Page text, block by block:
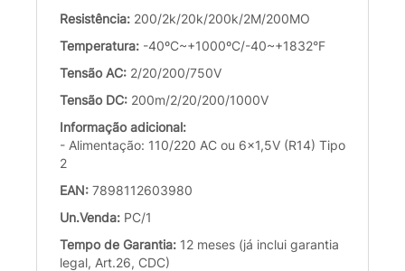
Resistência: 200/2k/20k/200k/2M/200MO
Temperatura: -40ºC~+1000ºC/-40~+1832°F
Tensão AC: 2/20/200/750V
Tensão DC: 200m/2/20/200/1000V
Informação adicional:
- Alimentação: 110/220 AC ou 6x1,5V (R14) Tipo
2
EAN: 7898112603980
Un.Venda: PC/1
Tempo de Garantia: 12 meses (já inclui garantia
legal, Art.26, CDC)